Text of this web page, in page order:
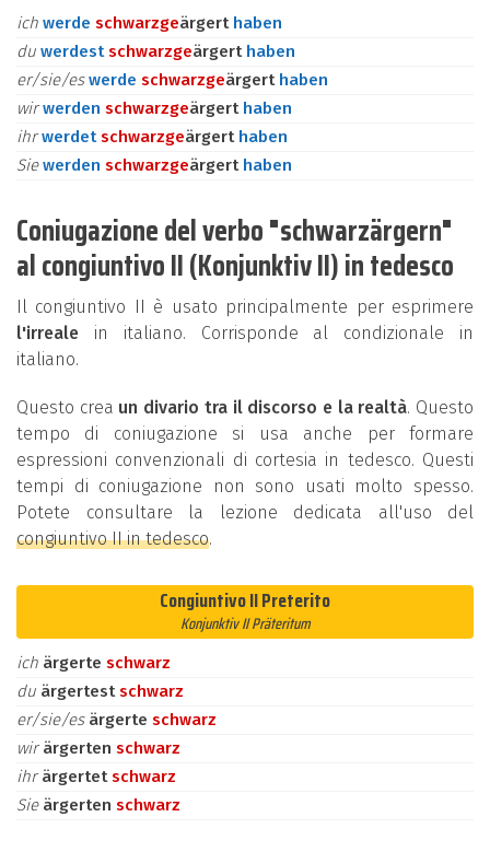
ich werde schwarzgeärgert haben
du werdestschwarzgeärgert haben
er/sie/eswerde schwarzgeärgert haben
wirwerden schwarzgeärgert haben
ihrwerdetschwarzgeärgert haben
Siewerden schwarzgeärgert haben
Coniugazione del verbo "schwarzärgern"
al congiuntivo II (Konjunktiv II) in tedesco
Il congiuntivo II è usato principalmente per esprimere
l'irreale in italiano. Corrisponde al condizionale in
italiano.
Questo crea un divario tra il discorso e la realtà. Questo
tempo di coniugazione si usa anche per formare
espressioni convenzionali di cortesia in tedesco. Questi
tempi di coniugazione non sono usati molto spesso.
Potete consultare la lezione dedicata all'uso del
congiuntivo II in tedesco.
Congiuntivo II Preterito
Konjunktiv II Präteritum
ich ärgerte schwarz
du ärgertestschwarz
er/sie/es ärgerte schwarz
wirärgerten schwarz
ihrärgertetschwarz
Sie ärgerten schwarz